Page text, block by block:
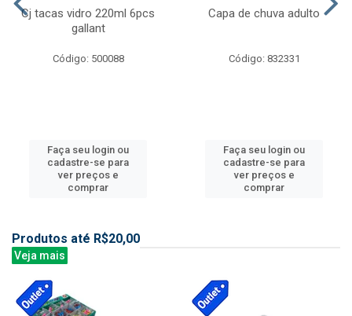
Cj tacas vidro 220ml 6pcs
gallant
Código: 500088
Faça seu login ou
cadastre-se para
ver preços e
comprar
Capa de chuva adulto
Código: 832331
Faça seu login ou
cadastre-se para
ver preços e
comprar
Produtos até R$20,00
Veja mais